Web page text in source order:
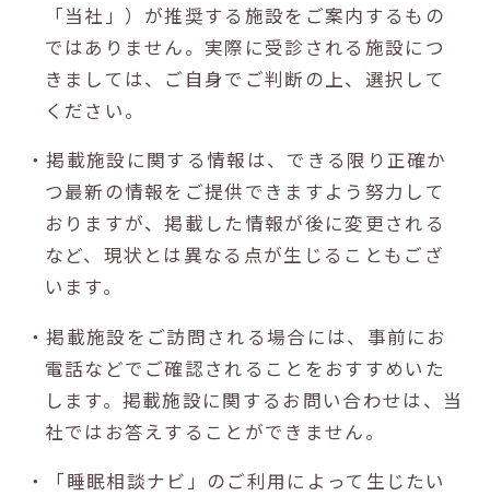
「当社」）が推奨する施設をご案内するもの
ではありません。実際に受診される施設につ
きましては、ご自身でご判断の上、選択して
ください。
・掲載施設に関する情報は、できる限り正確か
つ最新の情報をご提供できますよう努力して
おりますが、掲載した情報が後に変更される
など、現状とは異なる点が生じることもござ
います。
・掲載施設をご訪問される場合には、事前にお
電話などでご確認されることをおすすめいた
します。掲載施設に関するお問い合わせは、当
社ではお答えすることができません。
・「睡眠相談ナビ」のご利用によって生じたい